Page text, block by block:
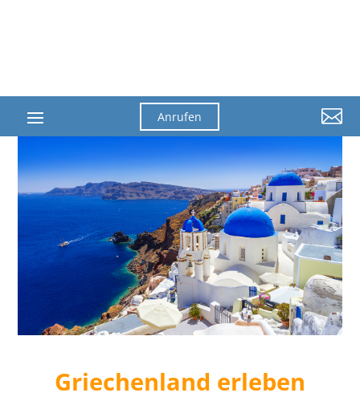
Anrufen 
Griechenland erleben